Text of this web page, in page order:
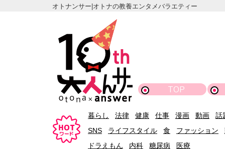
オトナンサー|オトナの教養エンタメバラエティー
TOP
暮らし 法律 健康 仕事 漫画 動画 話
SNS
ライフスタイル 食 ファッション
ドラえもん
内科 糖尿病 医療